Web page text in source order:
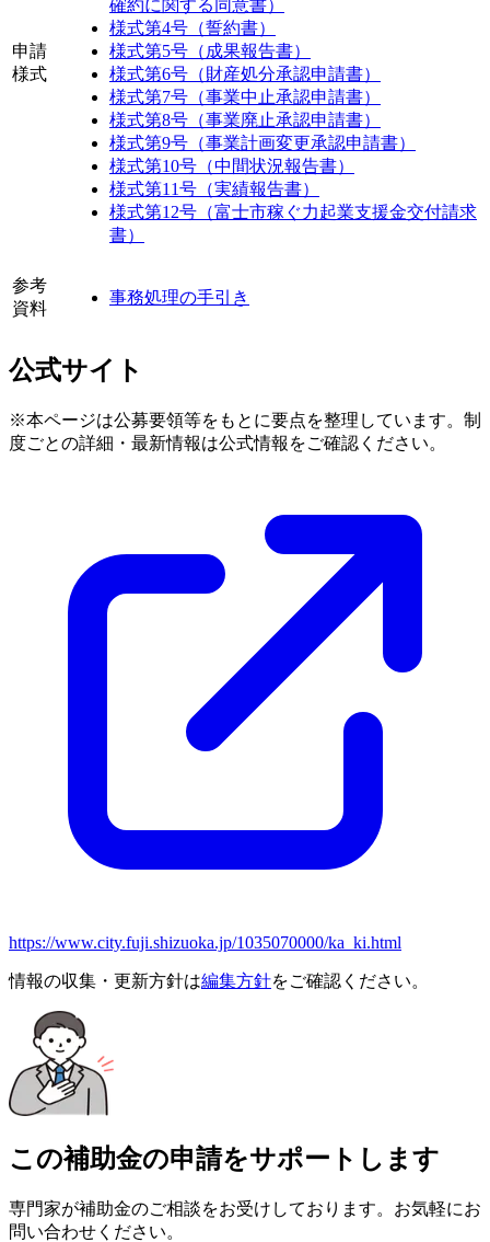
申請
様式
確約に関する同意書）
様式第4号（誓約書）
様式第5号（成果報告書）
様式第6号（財産処分承認申請書）
様式第7号（事業中止承認申請書）
様式第8号（事業廃止承認申請書）
様式第9号（事業計画変更承認申請書）
様式第10号（中間状況報告書）
様式第11号（実績報告書）
様式第12号（富士市稼ぐ力起業支援金交付請求
書）
参考
資料
事務処理の手引き
公式サイト
※本ページは公募要領等をもとに要点を整理しています。制
度ごとの詳細・最新情報は公式情報をご確認ください。
https://www.city.fuji.shizuoka.jp/1035070000/ka_ki.html
情報の収集・更新方針は編集方針をご確認ください。
この補助金の申請をサポートします
専門家が補助金のご相談をお受けしております。お気軽にお
問い合わせください。